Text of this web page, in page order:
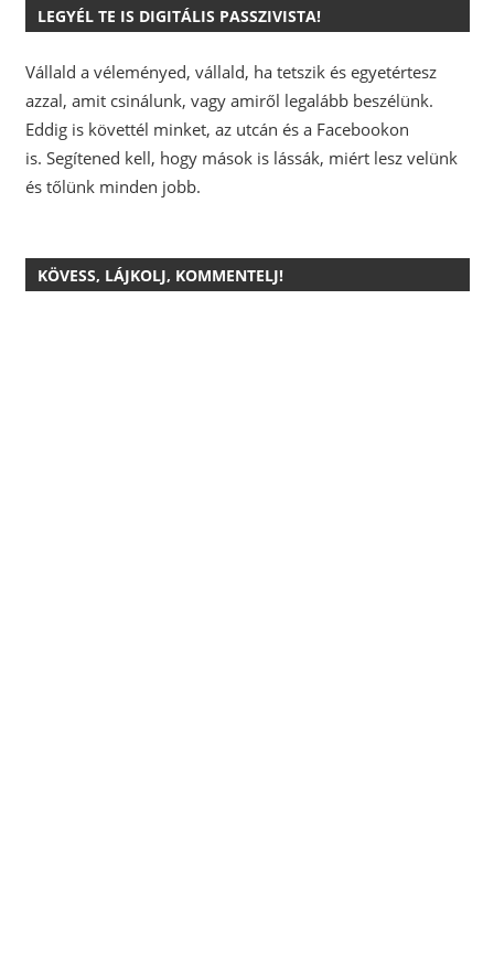
LEGYÉL TE IS DIGITÁLIS PASSZIVISTA!
Vállald a véleményed, vállald, ha tetszik és egyetértesz
azzal, amit csinálunk, vagy amiről legalább beszélünk.
Eddig is követtél minket, az utcán és a Facebookon
is. Segítened kell, hogy mások is lássák, miért lesz velünk
és tőlünk minden jobb.
KÖVESS, LÁJKOLJ, KOMMENTELJ!